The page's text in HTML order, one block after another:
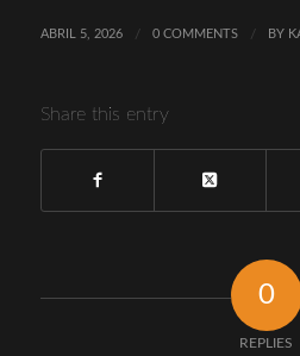
ABRIL 5, 2026 / 0 COMMENTS / BY
Share this entry
0
REPLIES